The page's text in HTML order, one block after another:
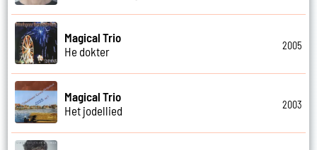
Magical Trio
He dokter
2005
Magical Trio
Het jodellied
2003